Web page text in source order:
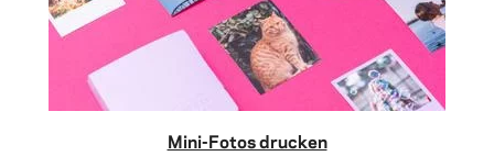
Mini-Fotos drucken